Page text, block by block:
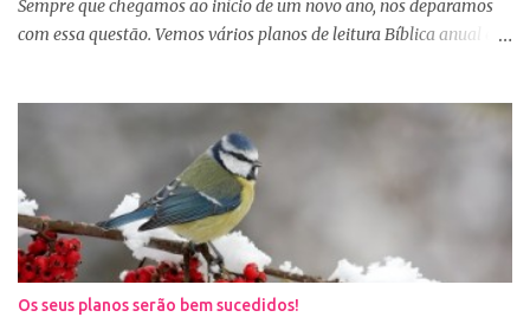
Sempre que chegamos ao início de um novo ano, nos deparamos
com essa questão. Vemos vários planos de leitura Bíblica anual e
janeiro, principalmente as mulheres que muitas vezes recebem os
familiares em casa e precisam preparar várias coisas, ou então
aquela viagem de férias, e os dias se passaram e você não iniciou
sua leitura. E quando pegamos um plano de leitura Bíblica que
começa no dia primeiro de janeiro e percebemos que já estamos
no dia 20, desanimamos e acabamos deixando para o próximo
ano e assim vai... Outra situação que desanima é iniciar lendo
vários capítulos por dia, muitas até conseguem iniciar no dia
Os seus planos serão bem sucedidos!